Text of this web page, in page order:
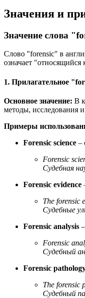
Значения и
Значение слова
Слово "forensic" в
означает
1. Прилагательное
Основное значение: В
методы, исследования
Примеры
Forensic science –
Forensic
Судебная
Forensic evidence
The forensic
Судебные
Forensic analysis
Forensic
Судебный
Forensic
The forensic
Судебный